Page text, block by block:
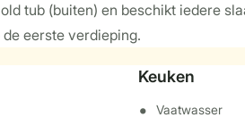
tub (buiten) en beschikt iedere
eerste verdieping.
Keuken
Vaatwasser